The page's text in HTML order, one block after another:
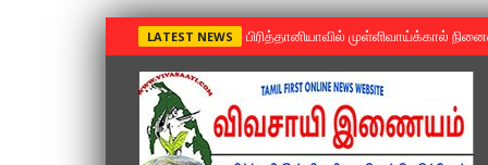
LATEST NEWS »பிரித்தானியாவில் முள்ளிவாய்க்கால்